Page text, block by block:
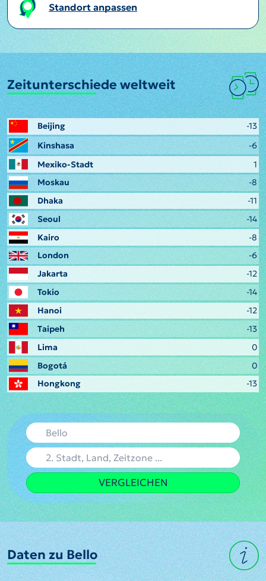
Standort anpassen
Zeitunterschiede weltweit
Beijing
-13
Kinshasa
-6
Mexiko-Stadt
1
Moskau
-8
Dhaka
-11
Seoul
-14
Kairo
-8
London
-6
Jakarta
-12
Tokio
-14
Hanoi
-12
Taipeh
-13
Lima
0
Bogotá
0
Hongkong
-13
VERGLEICHEN
Daten zu Bello